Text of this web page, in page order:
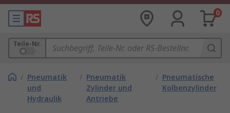
0
Teile-Nr.
/ Pneumatik
und
Hydraulik
/ Pneumatik
Zylinder und
Antriebe
/ Pneumatische
Kolbenzylinder